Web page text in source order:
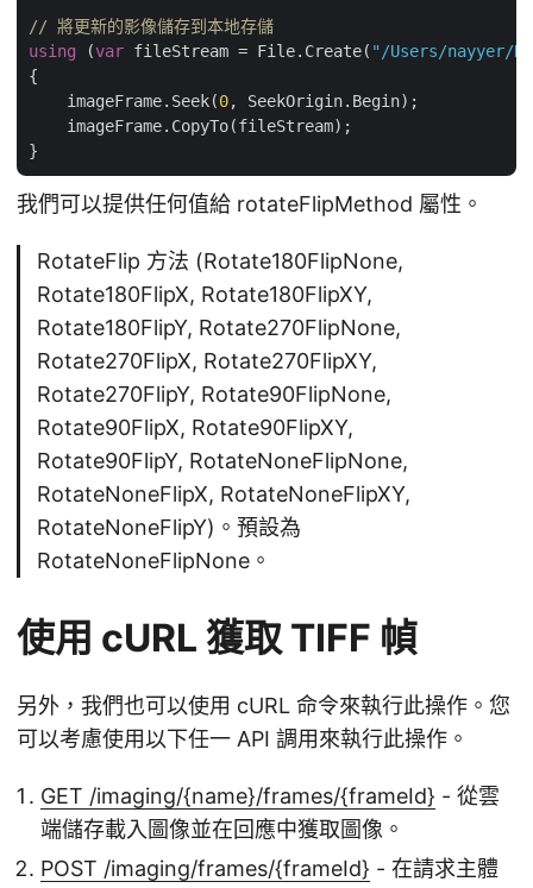
// 將更新的影像儲存到本地存儲
using (var fileStream = File.Create( "/Users/nayyer/
{
    imageFrame.Seek(
0, SeekOrigin.Begin);
    imageFrame.CopyTo(fileStream);
我們可以提供任何值給 rotateFlipMethod 屬性。
RotateFlip 方法 (Rotate180FlipNone,
Rotate180FlipX, Rotate180FlipXY,
Rotate180FlipY, Rotate270FlipNone,
Rotate270FlipX, Rotate270FlipXY,
Rotate270FlipY, Rotate90FlipNone,
Rotate90FlipX, Rotate90FlipXY,
Rotate90FlipY, RotateNoneFlipNone,
RotateNoneFlipX, RotateNoneFlipXY,
RotateNoneFlipY)。預設為
RotateNoneFlipNone。
使用 cURL 獲取 TIFF 幀
另外，我們也可以使用 cURL 命令來執行此操作。您
可以考慮使用以下任一 API 調用來執行此操作。
GET /imaging/{name}/frames/{frameId} - 從雲
端儲存載入圖像並在回應中獲取圖像。
POST /imaging/frames/{frameId} - 在請求主體